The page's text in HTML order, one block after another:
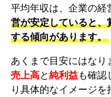
平均年収は、企業の経
営が安定していると、
する傾向があります。
あくまで目安にはなり
売上高と純利益も確認
り具体的なイメージ